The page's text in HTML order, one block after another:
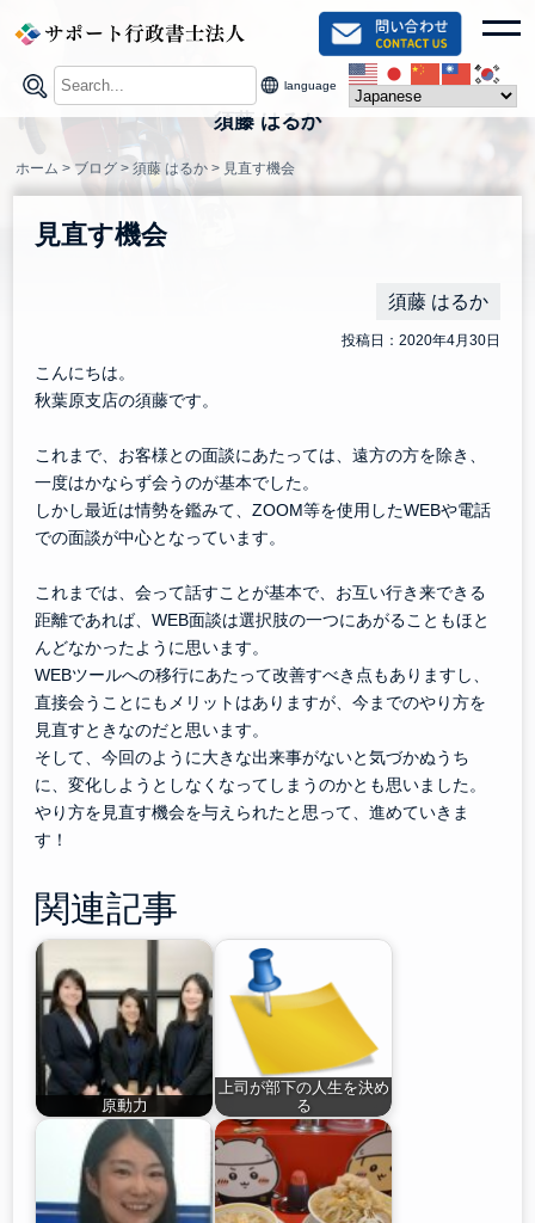
content
language
須藤 はるか
ホーム > ブログ >須藤 はるか > 見直す機会
見直す機会
投稿日：2020年4月30日
須藤 はるか
こんにちは。
秋葉原支店の須藤です。
これまで、お客様との面談にあたっては、遠方の方を除き、
一度はかならず会うのが基本でした。
しかし最近は情勢を鑑みて、ZOOM等を使用したWEBや電話
での面談が中心となっています。
これまでは、会って話すことが基本で、お互い行き来できる
距離であれば、WEB面談は選択肢の一つにあがることもほと
んどなかったように思います。
WEBツールへの移行にあたって改善すべき点もありますし、
直接会うことにもメリットはありますが、今までのやり方を
見直すときなのだと思います。
そして、今回のように大きな出来事がないと気づかぬうち
に、変化しようとしなくなってしまうのかとも思いました。
やり方を見直す機会を与えられたと思って、進めていきま
す！
関連記事
原動力
上司が部下の人生を決め
る